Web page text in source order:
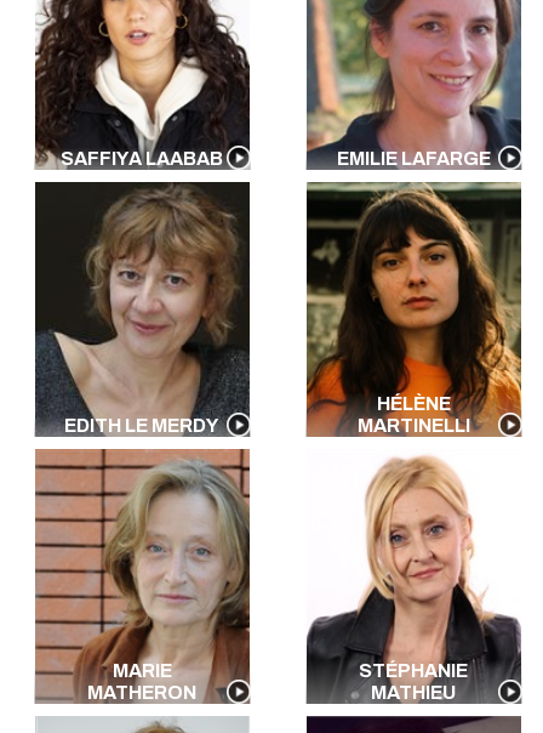
SAFFIYA LAABAB EMILIE LAFARGE
EDITH LE MERDY
HÉLÈNE
MARTINELLI
MARIE
MATHERON
STÉPHANIE
MATHIEU